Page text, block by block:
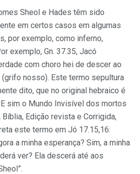
Sheol e Hades têm sido
em certos casos em algumas
por exemplo, como inferno,
exemplo, Gn. 37.35, Jacó
com choro hei de descer ao
(grifo nosso). Este termo sepultura
dito, que no original hebraico é
sim o Mundo Invisível dos mortos
Edição revista e Corrigida,
este termo em Jó 17.15,16:
a minha esperança? Sim, a minha
ver? Ela descerá até aos